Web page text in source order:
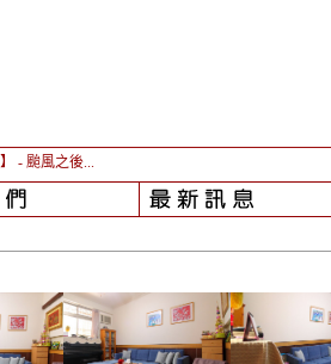
- 颱風之後...